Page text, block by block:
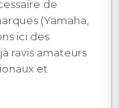
de
(Yamaha,
ici des
ravis amateurs
et